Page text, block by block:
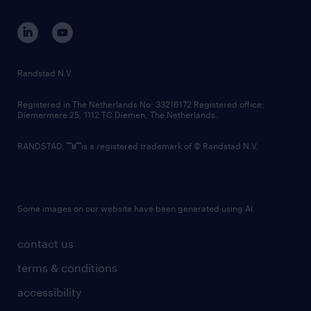
corporate governance
randstad innovation fund
country websites
contact us
terms & conditions
accessibility
Randstad N.V.
Registered in The Netherlands No: 33216172 Registered office:
Diemermere 25, 1112 TC Diemen, The Netherlands.
RANDSTAD, is a registered trademark of © Randstad N.V.
Some images on our website have been generated using AI.